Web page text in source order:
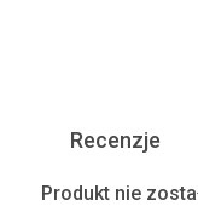
Recenzje
Produkt nie